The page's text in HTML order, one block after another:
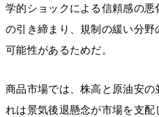
学的ショックによる信頼感の
の引き締まり、規制の緩い分
可能性があるためだ。
商品市場では、株高と原油安
れは景気後退懸念が市場を支配